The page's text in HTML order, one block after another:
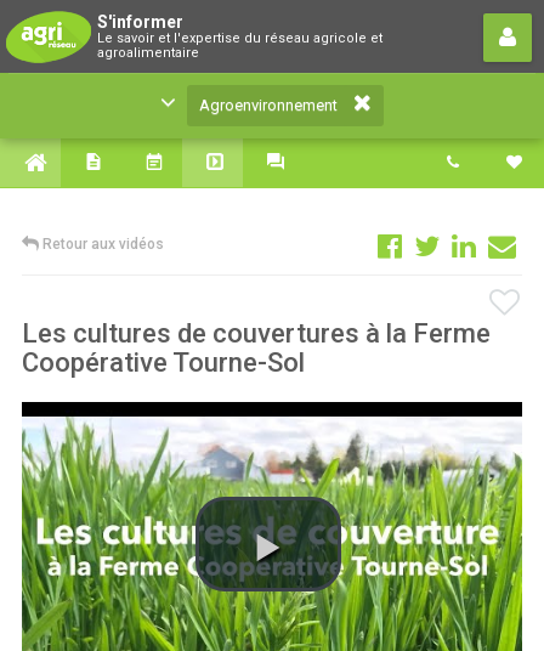
S'informer
Le savoir et l'expertise du réseau agricole et
agroalimentaire
Agroenvironnement
Le savoir et l'expertise du réseau agricole et
agroalimentaire
Agroenvironnement
Retour aux vidéos
Les cultures de couvertures à la Ferme
Coopérative Tourne-Sol